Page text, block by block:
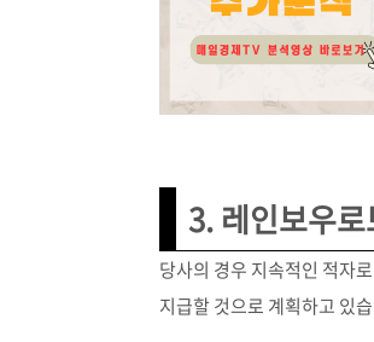
3. 레인보우
당사의 경우 지속적인 적자
지급할 것으로 계획하고 있